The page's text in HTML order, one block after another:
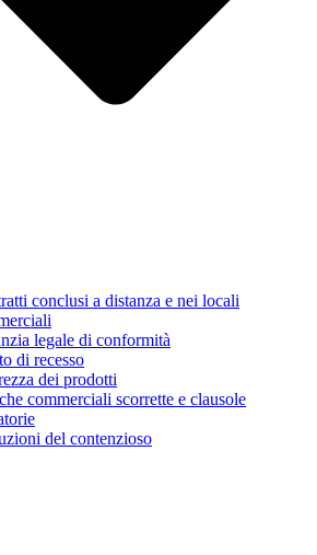
conclusi a distanza e nei locali
legale di conformità
di recesso
dei prodotti
commerciali scorrette e clausole
del contenzioso